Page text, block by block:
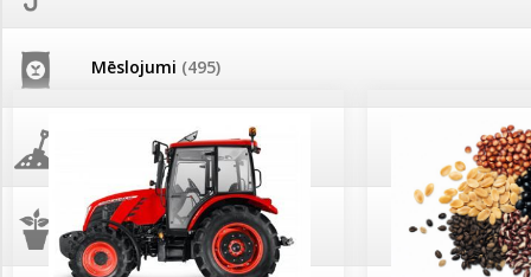
Mēslojumi (495)
Augsne, kūdra, mulča
Podi un kasetes(646)
Pašlasīšanas vietu katalogs
26.05. Vebinārs - Kā ierobežot
gliemežus piemājas dārzā un
Darba laiks Līgo svētkos
Ūdens piemērotības noteikšana
frēze + mulčieris +
AKCIJAS komplekts -
frontālais iekrāvējs
mulčieris + piekabe
AKCIJAS komplekts -
frēze + mulčieris